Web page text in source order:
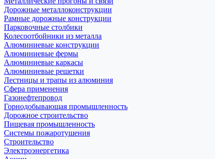
Дорожные металлоконструкции
Рамные дорожные конструкции
Парковочные столбики
Колесоотбойники из металла
Алюминиевые конструкции
Алюминиевые фермы
Алюминиевые каркасы
Алюминиевые решетки
Лестницы и трапы из алюминия
Сфера применения
Газонефтепровод
Горнодобывающая промышленность
Дорожное строительство
Пищевая промышленность
Системы пожаротушения
Строительство
Электроэнергетика